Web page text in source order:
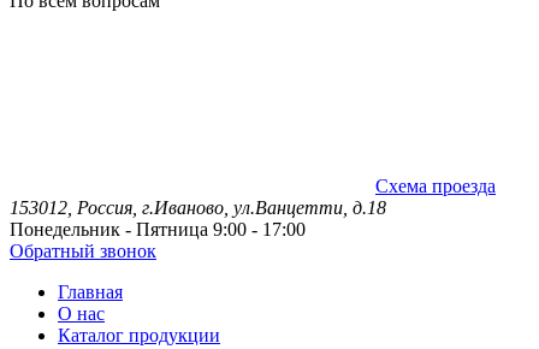
Схема проезда
153012, Россия, г.Иваново, ул.Ванцетти, д.18
Понедельник - Пятница 9:00 - 17:00
Обратный звонок
Главная
О нас
Каталог продукции